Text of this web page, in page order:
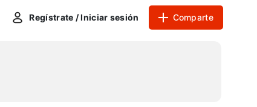
Regístrate / Iniciar sesión Comparte